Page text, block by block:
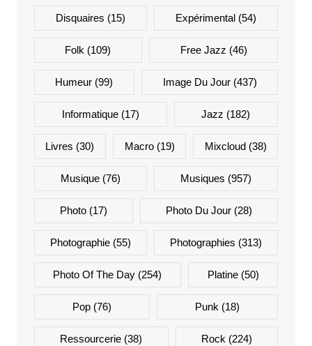
Disquaires (15) Expérimental (54)
Folk (109) Free Jazz (46)
Humeur (99) Image Du Jour(437)
Informatique(17) Jazz (182)
Livres (30) Macro(19) Mixcloud(38)
Musique(76) Musiques (957)
Photo(17) Photo Du Jour (28)
Photographie(55) Photographies (313)
Photo Of The Day (254) Platine(50)
Pop(76) Punk (18)
Ressourcerie (38) Rock (224)